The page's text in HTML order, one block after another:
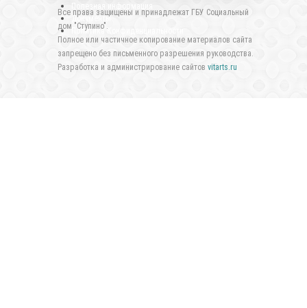
Полезная информация
Документы
Политика Конфиденциальности
Все права защищены и принадлежат ГБУ Социальный
дом "Ступино".
Полное или частичное копирование материалов сайта
запрещено без письменного разрешения руководства.
Разработка и администрирование сайтов vitarts.ru